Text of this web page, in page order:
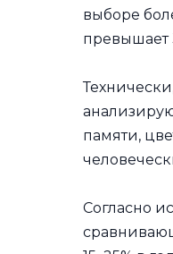
выборе
превышает
памяти,
Согласно